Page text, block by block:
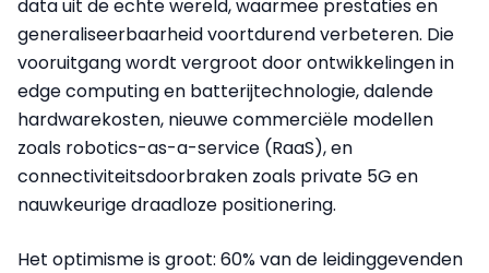
data uit de echte wereld, waarmee prestaties en
generaliseerbaarheid voortdurend verbeteren. Die
vooruitgang wordt vergroot door ontwikkelingen in
edge computing en batterijtechnologie, dalende
hardwarekosten, nieuwe commerciële modellen
zoals robotics-as-a-service (RaaS), en
connectiviteitsdoorbraken zoals private 5G en
nauwkeurige draadloze positionering.
Het optimisme is groot: 60% van de leidinggevenden